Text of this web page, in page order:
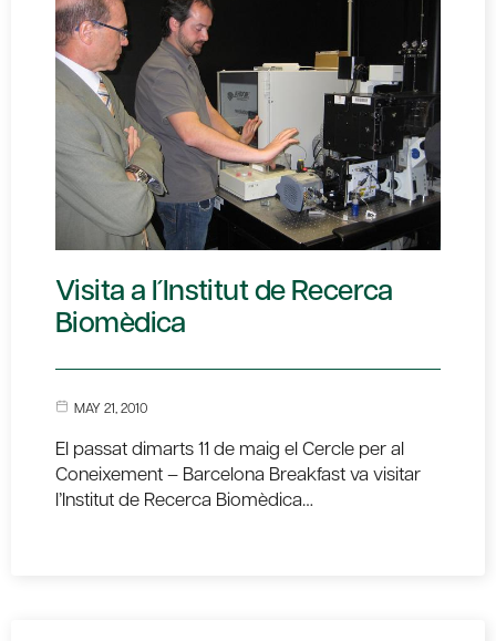
Visita a l´Institut de Recerca
Biomèdica
MAY 21, 2010
El passat dimarts 11 de maig el Cercle per al
Coneixement – Barcelona Breakfast va visitar
l’Institut de Recerca Biomèdica…